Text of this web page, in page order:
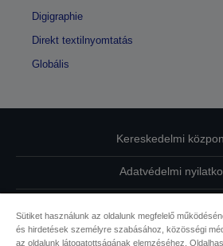
Digigraphie
Direkt textilnyomtatás
Globális
Kereskedelmi
Adatvédelmi
Kapcsolatfelvétel
Sütiket használunk az oldalunk megfelelő
és hirdetések személyre szabásához, közösségi
az oldalunk látogatottságának elemzéséhez.